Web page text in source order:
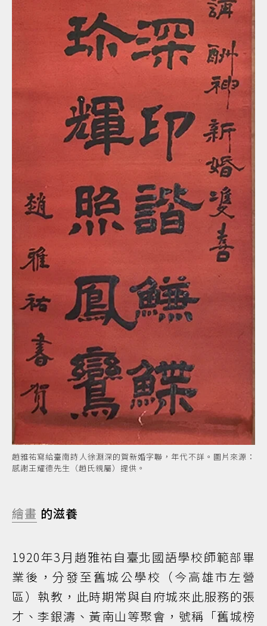
趙雅祐寫給臺南詩人徐淵深的賀新婚字聯，年代不詳。圖片來源：
感謝王耀德先生（趙氏親屬）提供。
繪畫 的滋養
1920年3月趙雅祐自臺北國語學校師範部畢
業後，分發至舊城公學校（今高雄市左營
區）執教，此時期常與自府城來此服務的張
才、李銀濤、黃南山等聚會，號稱「舊城榜